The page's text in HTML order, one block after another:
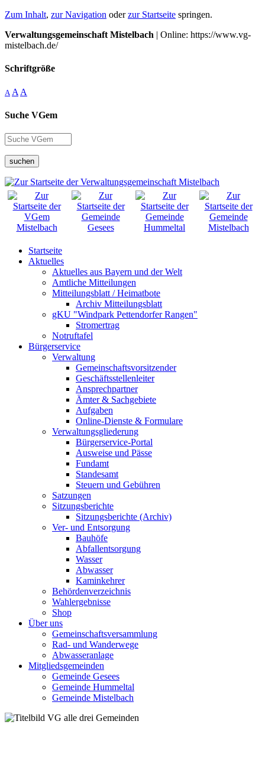
Zum Inhalt, zur Navigation oderzur Startseite springen.
Verwaltungsgemeinschaft Mistelbach | Online: https://www.vg-
mistelbach.de/
Schriftgröße
A A A
Suche VGem
suchen
Startseite
Aktuelles
Aktuelles aus Bayern und der Welt
Amtliche Mitteilungen
Mitteilungsblatt / Heimatbote
Archiv Mitteilungsblatt
gKU "Windpark Pettendorfer Rangen"
Stromertrag
Notruftafel
Bürgerservice
Verwaltung
Gemeinschaftsvorsitzender
Geschäftsstellenleiter
Ansprechpartner
Ämter & Sachgebiete
Aufgaben
Online-Dienste & Formulare
Verwaltungsgliederung
Bürgerservice-Portal
Ausweise und Pässe
Fundamt
Standesamt
Steuern und Gebühren
Satzungen
Sitzungsberichte
Sitzungsberichte (Archiv)
Ver- und Entsorgung
Bauhöfe
Abfallentsorgung
Wasser
Abwasser
Kaminkehrer
Behördenverzeichnis
Wahlergebnisse
Shop
Über uns
Gemeinschaftsversammlung
Rad- und Wanderwege
Abwasseranlage
Mitgliedsgemeinden
Gemeinde Gesees
Gemeinde Hummeltal
Gemeinde Mistelbach